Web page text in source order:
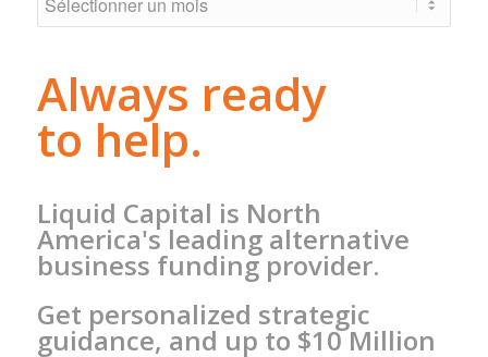
Always ready
to help.
Liquid Capital is North
America's leading alternative
business funding provider.
Get personalized strategic
guidance, and up to $10 Million